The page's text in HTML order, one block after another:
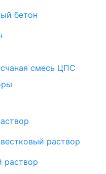
бетон
смесь ЦПС
раствор
раствор